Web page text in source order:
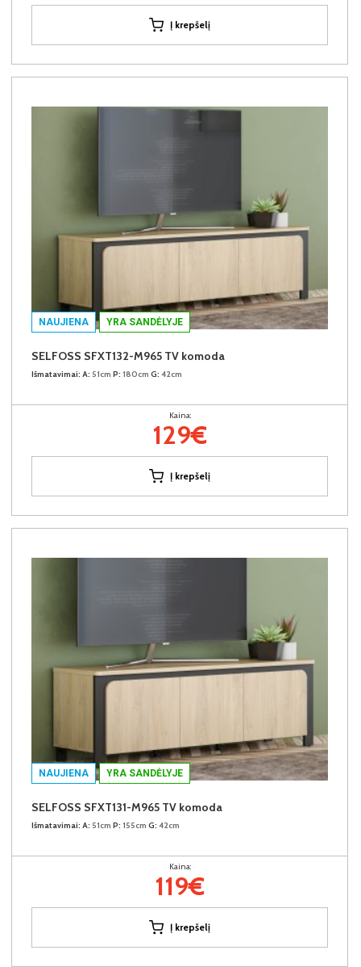
Į krepšelį
NAUJIENA YRA SANDĖLYJE
SELFOSS SFXT132-M965 TV komoda
Išmatavimai: A: 51cm P: 180cm G: 42cm
Kaina:
129€
Į krepšelį
NAUJIENA YRA SANDĖLYJE
SELFOSS SFXT131-M965 TV komoda
Išmatavimai: A: 51cm P: 155cm G: 42cm
Kaina:
119€
Į krepšelį